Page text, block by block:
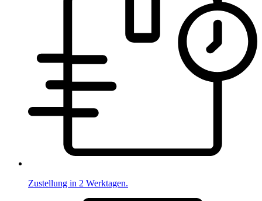
Zustellung in 2 Werktagen.